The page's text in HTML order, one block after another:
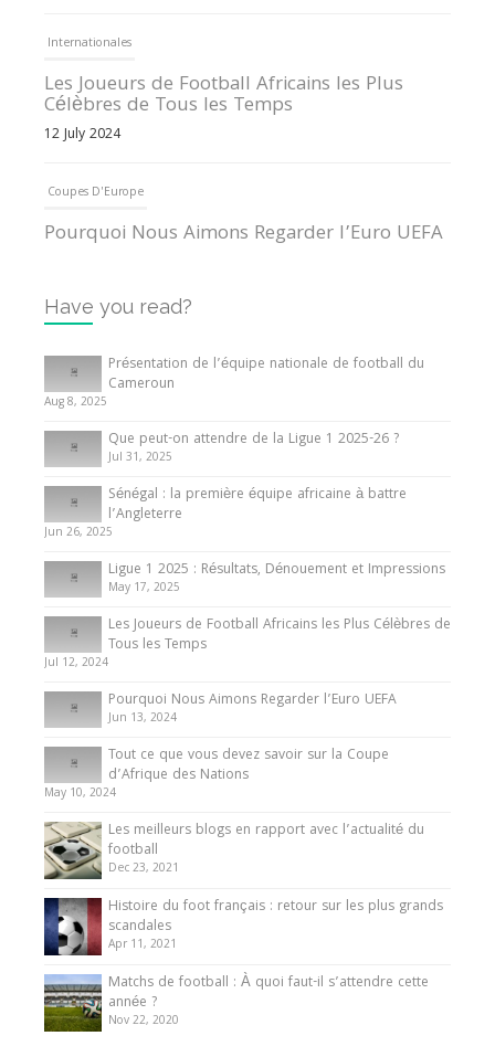
Internationales
Les Joueurs de Football Africains les Plus
Célèbres de Tous les Temps
12 July 2024
Coupes D'Europe
Pourquoi Nous Aimons Regarder l’Euro UEFA
Internationales
Tout ce que vous devez savoir sur la Coupe
d’Afrique des Nations
10 May 2024
Internationales
Présentation de l’équipe nationale de football
du Cameroun
8 August 2025
Have you read?
Présentation de l’équipe nationale de football du
Cameroun
Aug 8, 2025
Que peut-on attendre de la Ligue 1 2025-26 ?
Jul 31, 2025
Sénégal : la première équipe africaine à battre
l’Angleterre
Jun 26, 2025
Ligue 1 2025 : Résultats, Dénouement et Impressions
May 17, 2025
Les Joueurs de Football Africains les Plus Célèbres de
Tous les Temps
Jul 12, 2024
Pourquoi Nous Aimons Regarder l’Euro UEFA
Jun 13, 2024
Tout ce que vous devez savoir sur la Coupe
d’Afrique des Nations
May 10, 2024
Les meilleurs blogs en rapport avec l’actualité du
football
Dec 23, 2021
Histoire du foot français : retour sur les plus grands
scandales
Apr 11, 2021
Matchs de football : À quoi faut-il s’attendre cette
année ?
Nov 22, 2020